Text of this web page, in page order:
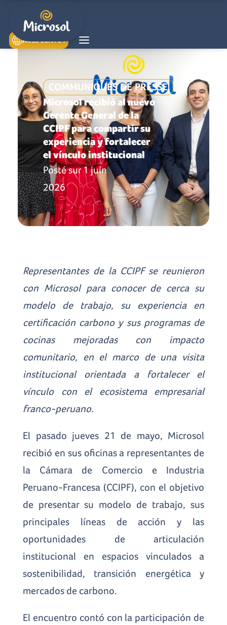
Nous suivre !
COMMUNIQUÉS DE PRESSE
Microsol recibió al nuevo
Gerente General de la
CCIPF para compartir su
experiencia y fortalecer
el vínculo institucional
Posté sur1 juin
2026
Representantes de la CCIPF se reunieron
con Microsolpara conocer de cerca su
modelo de trabajo, su experiencia en
certificación carbono y sus programas de
cocinas mejoradas con impacto
comunitario, en el marco de una visita
institucional orientada a fortalecer el
vínculo con el ecosistema empresarial
franco-peruano.
El pasado jueves 21 de mayo, Microsol
recibió en sus oficinas a representantes de
la Cámara de Comercio e Industria
Peruano-Francesa (CCIPF), con el objetivo
de presentar su modelo de trabajo, sus
principales líneas de acción y las
oportunidades de articulación
institucional en espacios vinculados a
sostenibilidad, transición energética y
mercados de carbono.
El encuentro contó con la participación de